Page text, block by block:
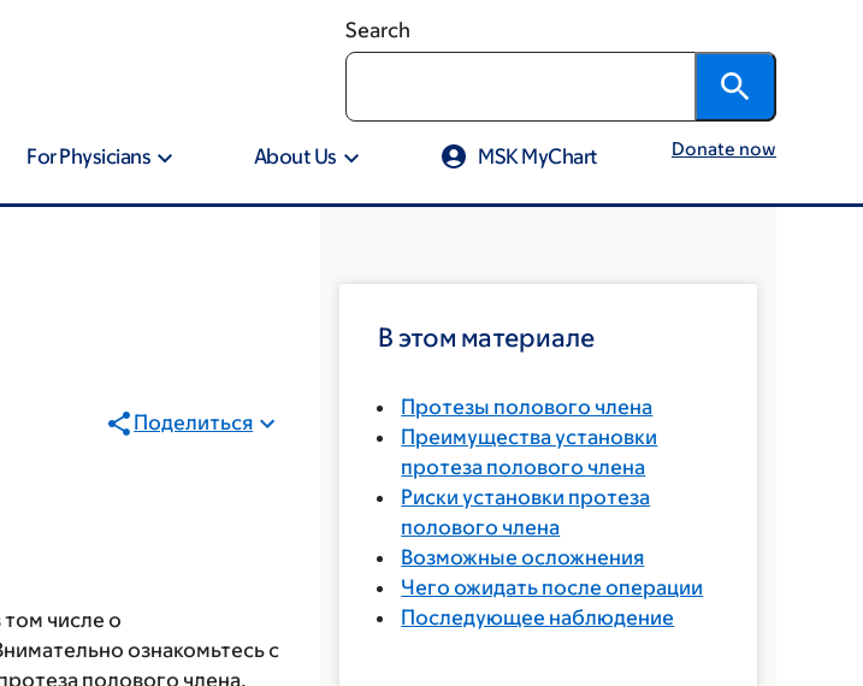
Search
For Physicians About Us MSK MyChart Donate now
Поделиться
числе о
ознакомьтесь с
полового члена.
В этом материале
Протезы полового члена
Преимущества установки
протеза полового члена
Риски установки протеза
полового члена
Возможные осложнения
Чего ожидать после операции
Последующее наблюдение